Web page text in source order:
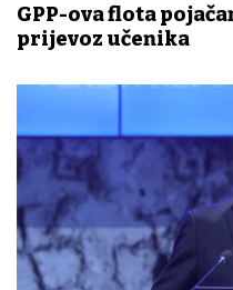
GPP-ova flota
prijevoz učenika